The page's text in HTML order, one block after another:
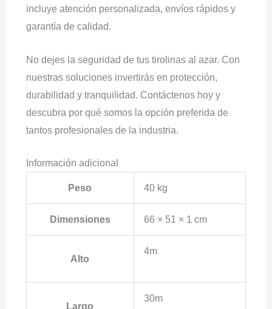
incluye atención personalizada, envíos rápidos y
garantía de calidad.
No dejes la seguridad de tus tirolinas al azar. Con
nuestras soluciones invertirás en protección,
durabilidad y tranquilidad. Contáctenos hoy y
descubra por qué somos la opción preferida de
tantos profesionales de la industria.
Información adicional
Peso 40 kg
Dimensiones 66 × 51 × 1 cm
Alto
4m
Largo
30m